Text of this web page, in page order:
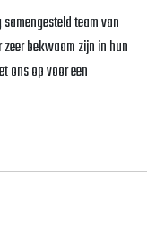
team van
bekwaam zijn in hun
ons op voor een